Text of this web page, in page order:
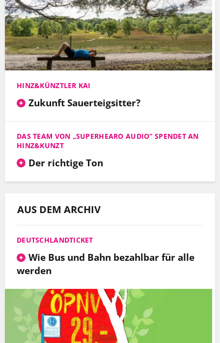
HINZ&KÜNZTLER KAI
Zukunft Sauerteigsitter?
DAS TEAM VON „SUPERHEARO AUDIO“ SPENDET AN
HINZ&KUNZT
Der richtige Ton
AUS DEM ARCHIV
DEUTSCHLANDTICKET
Wie Bus und Bahn bezahlbar für alle
werden